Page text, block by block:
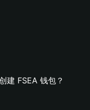
建 FSEA 钱包？